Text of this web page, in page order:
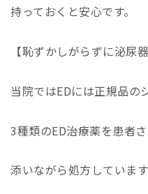
持っておくと安心です。
【恥ずかしがらずに泌尿
当院ではEDには正規品の
3種類のED治療薬を患者
添いながら処方しています